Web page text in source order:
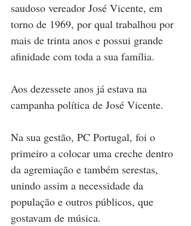
saudoso vereador José Vicente, em
torno de 1969, por qual trabalhou por
mais de trinta anos e possui grande
afinidade com toda a sua família.
Aos dezessete anos já estava na
campanha política de José Vicente.
Na sua gestão, PC Portugal, foi o
primeiro a colocar uma creche dentro
da agremiação e também serestas,
unindo assim a necessidade da
população e outros públicos, que
gostavam de música.